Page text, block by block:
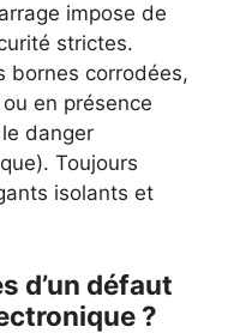
impose de
strictes.
bornes corrodées,
en présence
danger
Toujours
isolants et
d’un défaut
?